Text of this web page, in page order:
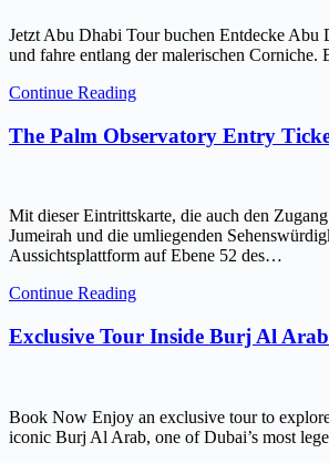
Jetzt Abu Dhabi Tour buchen Entdecke Abu
und fahre entlang der malerischen
Continue Reading
The Palm Observatory Entry
Mit dieser Eintrittskarte, die auch den
Jumeirah und die umliegenden
Aussichtsplattform auf Ebene 52 des…
Continue Reading
Exclusive Tour Inside Burj Al
Book Now Enjoy an exclusive tour to
iconic Burj Al Arab, one of Dubai’s most